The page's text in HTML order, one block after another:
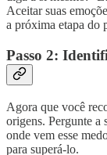
Aceitar suas
a próxima etapa do
Passo 2:
Agora que você
origens. Pergunte
onde vem esse
para superá-lo.